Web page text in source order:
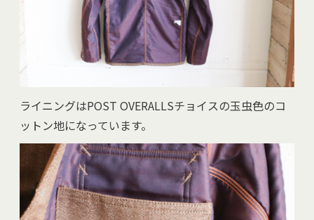
ライニングはPOST OVERALLSチョイスの玉虫色のコ
ットン地になっています。